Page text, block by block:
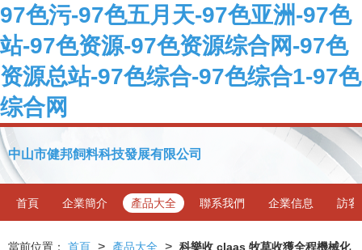
97色污-97色五月天-97色亚洲-97色
站-97色资源-97色资源综合网-97色
资源总站-97色综合-97色综合1-97色
综合网
中山市健邦飼料科技發展有限公司
首頁 企業簡介 產品大全 聯系我們 企業信息 訪客
當前位置： 首頁 > 產品大全 > 科樂收 claas 牧草收獲全程機械化